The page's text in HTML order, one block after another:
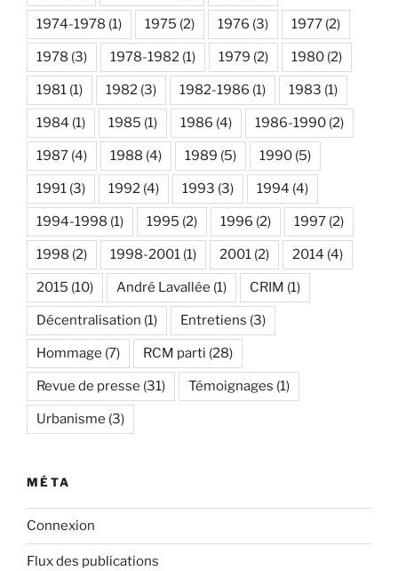
1974-1978 (1) 1975 (2) 1976 (3) 1977 (2)
1978 (3) 1978-1982 (1) 1979 (2) 1980 (2)
1981 (1) 1982 (3) 1982-1986 (1) 1983 (1)
1984 (1) 1985 (1) 1986 (4) 1986-1990 (2)
1987 (4) 1988 (4) 1989 (5) 1990 (5)
1991 (3) 1992 (4) 1993 (3) 1994 (4)
1994-1998 (1) 1995 (2) 1996 (2) 1997 (2)
1998 (2) 1998-2001 (1) 2001 (2) 2014 (4)
2015 (10) André Lavallée (1) CRIM (1)
Décentralisation (1) Entretiens (3)
Hommage (7) RCM parti (28)
Revue de presse (31) Témoignages (1)
Urbanisme (3)
MÉTA
Connexion
Flux des publications